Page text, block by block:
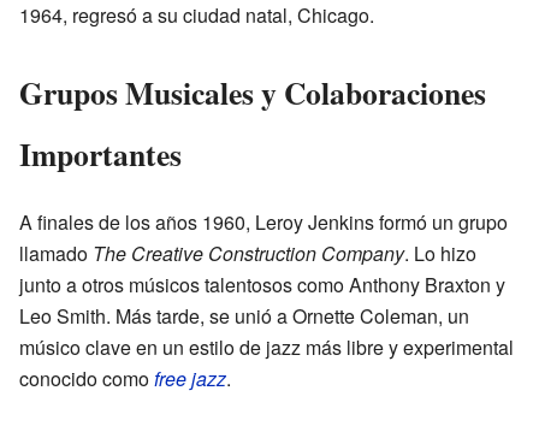
1964, regresó a su ciudad natal, Chicago.
Grupos Musicales y Colaboraciones
Importantes
A finales de los años 1960, Leroy Jenkins formó un grupo
llamado The Creative Construction Company. Lo hizo
junto a otros músicos talentosos como Anthony Braxton y
Leo Smith. Más tarde, se unió a Ornette Coleman, un
músico clave en un estilo de jazz más libre y experimental
conocido comofree jazz.